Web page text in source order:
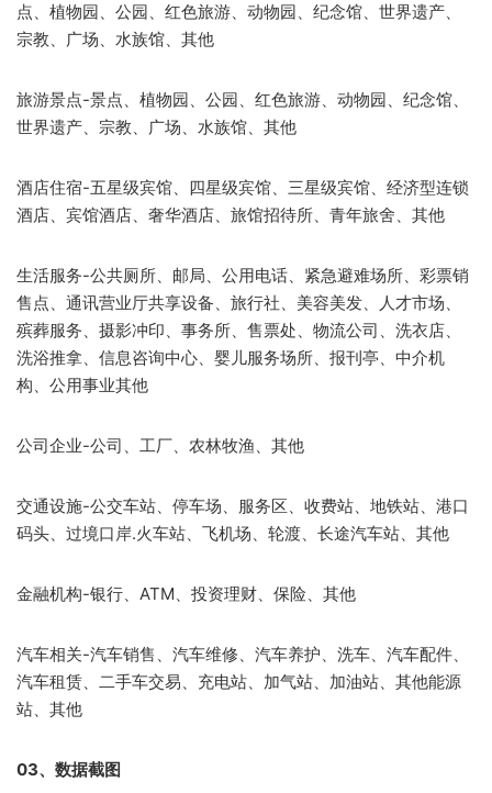
点、植物园、公园、红色旅游、动物园、纪念馆、世界遗产、
宗教、广场、水族馆、其他
旅游景点-景点、植物园、公园、红色旅游、动物园、纪念馆、
世界遗产、宗教、广场、水族馆、其他
酒店住宿-五星级宾馆、四星级宾馆、三星级宾馆、经济型连锁
酒店、宾馆酒店、奢华酒店、旅馆招待所、青年旅舍、其他
生活服务-公共厕所、邮局、公用电话、紧急避难场所、彩票销
售点、通讯营业厅共享设备、旅行社、美容美发、人才市场、
殡葬服务、摄影冲印、事务所、售票处、物流公司、洗衣店、
洗浴推拿、信息咨询中心、婴儿服务场所、报刊亭、中介机
构、公用事业其他
公司企业-公司、工厂、农林牧渔、其他
交通设施-公交车站、停车场、服务区、收费站、地铁站、港口
码头、过境口岸.火车站、飞机场、轮渡、长途汽车站、其他
金融机构-银行、ATM、投资理财、保险、其他
汽车相关-汽车销售、汽车维修、汽车养护、洗车、汽车配件、
汽车租赁、二手车交易、充电站、加气站、加油站、其他能源
站、其他​
03、数据截图